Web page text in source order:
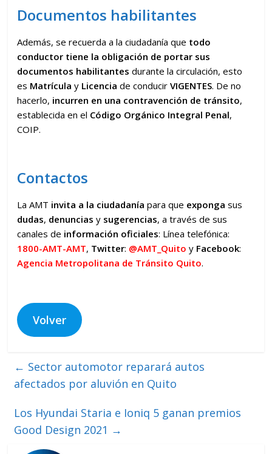
Documentos habilitantes
Además, se recuerda a la ciudadanía que todo
conductor tiene la obligación de portar sus
documentos habilitantes durante la circulación, esto
es Matrícula y Licencia de conducirVIGENTES. De no
hacerlo, incurren en una contravención de tránsito,
establecida en el Código Orgánico Integral Penal,
COIP.
Contactos
La AMT invita a la ciudadanía para que exponga sus
dudas, denuncias y sugerencias, a través de sus
canales de información oficiales: Línea telefónica:
1800-AMT-AMT, Twitter: @AMT_Quito y Facebook:
Agencia Metropolitana de Tránsito Quito.
Volver
← Sector automotor reparará autos
afectados por aluvión en Quito
Los Hyundai Staria e Ioniq 5 ganan premios
Good Design 2021 →